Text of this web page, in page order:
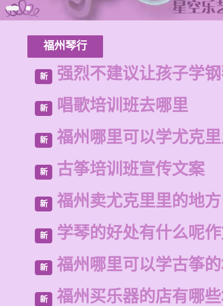
福州琴行
新 强烈不建议让孩子学
新 唱歌培训班去哪里
新 福州哪里可以学尤克
新 古筝培训班宣传文案
新 福州卖尤克里里的地方
新 学琴的好处有什么呢
新 福州哪里可以学古筝
新 福州买乐器的店有哪